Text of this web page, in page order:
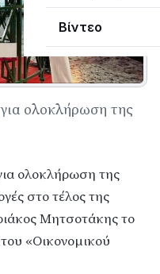
Βίντεο
ολοκλήρωση της
ολοκλήρωση της
στο τέλος της
Μητσοτάκης το
«Οικονομικού